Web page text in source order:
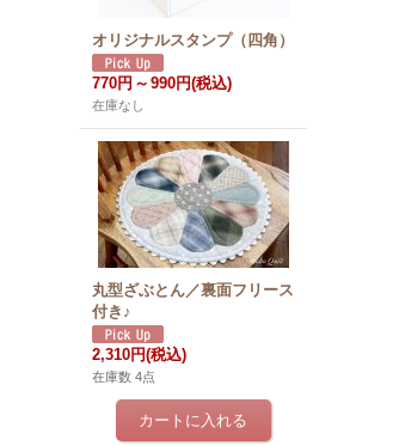
オリジナルスタンプ（四角）
770円 ～ 990円(税込)
在庫なし
丸型ざぶとん／裏面フリース
付き♪
2,310円(税込)
在庫数 4点